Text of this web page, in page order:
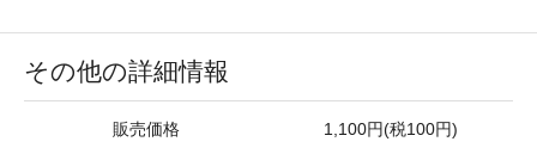
その他の詳細情報
販売価格 1,100円(税100円)